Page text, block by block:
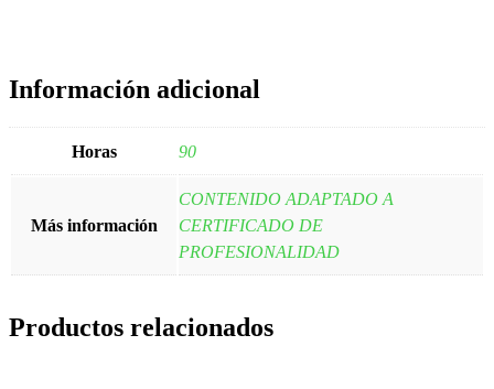
Información adicional
Horas 90
Más información
CONTENIDO ADAPTADO A
CERTIFICADO DE
PROFESIONALIDAD
Productos relacionados